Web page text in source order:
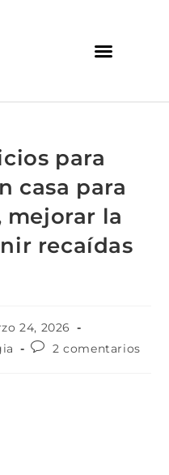
para
casa para
la
recaídas
24, 2026
2 comentarios